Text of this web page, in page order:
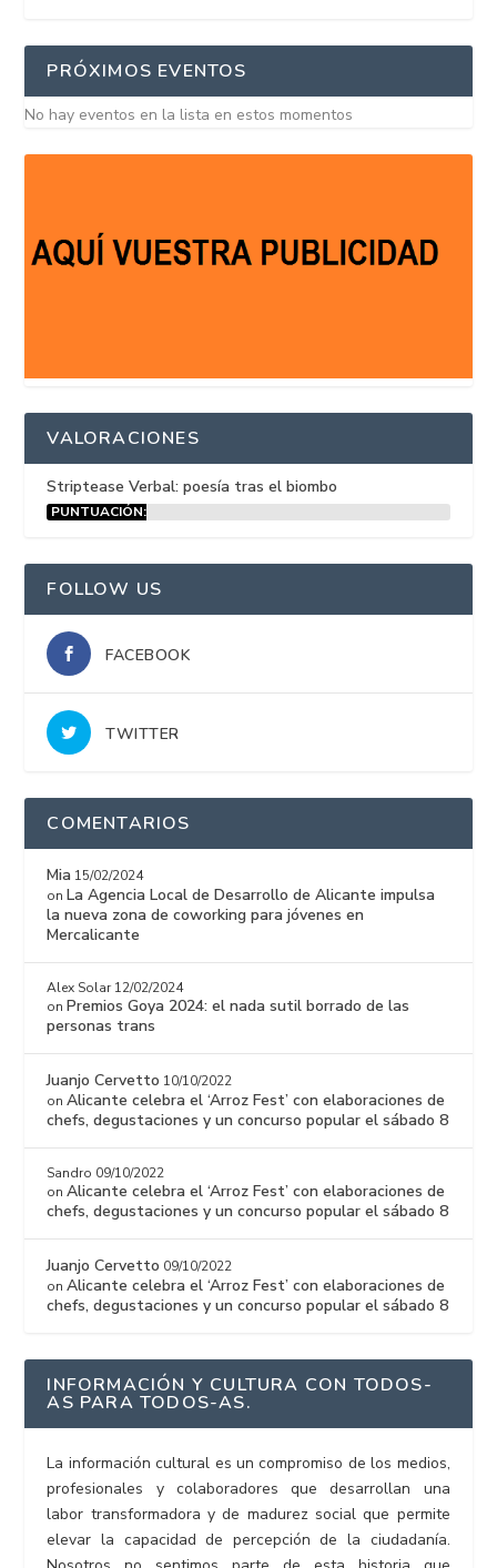
PRÓXIMOS EVENTOS
No hay eventos en la lista en estos momentos
VALORACIONES
Striptease Verbal: poesía tras el biombo
PUNTUACIÓN:
FOLLOW US
FACEBOOK
TWITTER
COMENTARIOS
Mia 15/02/2024
on La Agencia Local de Desarrollo de Alicante impulsa
la nueva zona de coworking para jóvenes en
Mercalicante
Alex Solar 12/02/2024
on Premios Goya 2024: el nada sutil borrado de las
personas trans
Juanjo Cervetto 10/10/2022
onAlicante celebra el ‘Arroz Fest’ con elaboraciones de
chefs, degustaciones y un concurso popular el sábado 8
Sandro 09/10/2022
onAlicante celebra el ‘Arroz Fest’ con elaboraciones de
chefs, degustaciones y un concurso popular el sábado 8
Juanjo Cervetto 09/10/2022
onAlicante celebra el ‘Arroz Fest’ con elaboraciones de
chefs, degustaciones y un concurso popular el sábado 8
INFORMACIÓN Y CULTURA CON TODOS-
AS PARA TODOS-AS.
La información cultural es un compromiso de los medios,
profesionales y colaboradores que desarrollan una
labor transformadora y de madurez social que permite
elevar la capacidad de percepción de la ciudadanía.